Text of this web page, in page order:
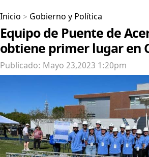
Inicio > Gobierno y Política
Equipo de Puente de
obtiene primer lugar en
Publicado: Mayo 23,2023 1:20pm